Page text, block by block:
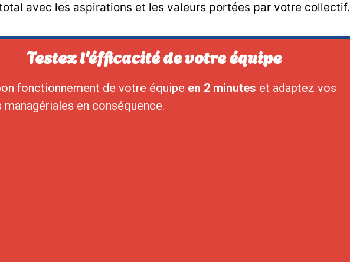
avec les aspirations et les valeurs portées par votre collectif.
Testez l'éfficacité de votre équipe
fonctionnement de votre équipe en 2 minutes et adaptez vos
managériales en conséquence.